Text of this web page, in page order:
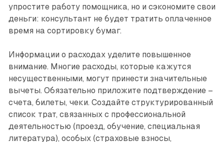
упростите работу помощника, но и сэкономите свои
деньги: консультант не будет тратить оплаченное
время на сортировку бумаг.
Информации о расходах уделите повышенное
внимание. Многие расходы, которые кажутся
несущественными, могут принести значительные
вычеты. Обязательно приложите подтверждение –
счета, билеты, чеки. Создайте структурированный
список трат, связанных с профессиональной
деятельностью (проезд, обучение, специальная
литература), особых (страховые взносы,